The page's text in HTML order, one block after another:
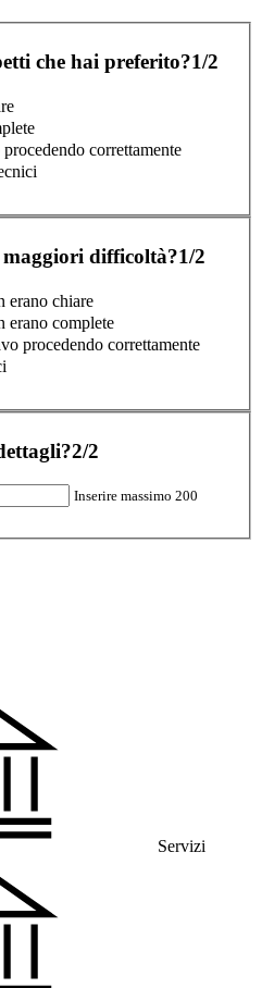
che hai preferito?1/2
correttamente
difficoltà?1/2
erano chiare
erano complete
procedendo correttamente
2/2
Inserire massimo 200
Servizi